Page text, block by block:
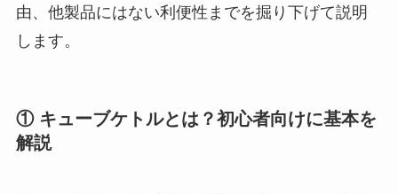
由、他製品にはない利便性までを掘り下げて説明
します。
① キューブケトルとは？初心者向けに基本を
解説